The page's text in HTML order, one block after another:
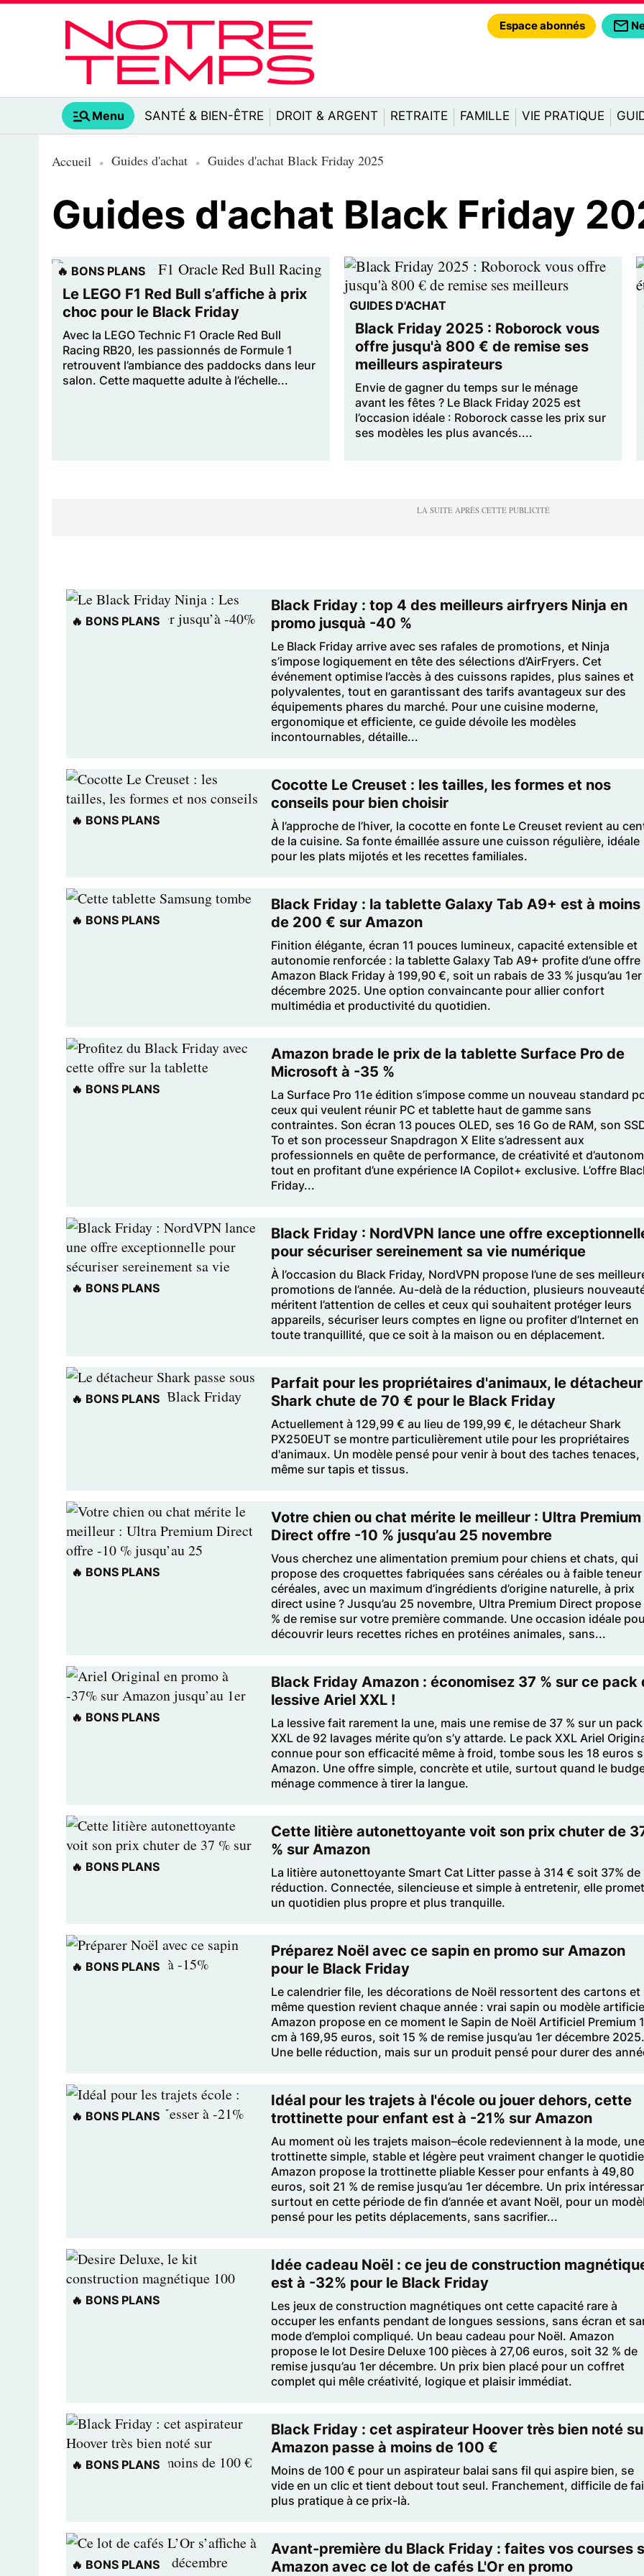
Espace abonnés
Menu SANTÉ & BIEN-ÊTRE DROIT & ARGENT RETRAITE FAMILLE VIE PRATIQUE
Accueil Guides d'achat Guides d'achat Black Friday 2025
Guides d'achat Black Friday
🔥 BONS PLANS
Le LEGO F1 Red Bull s’affiche à prix
choc pour le Black Friday
Avec la LEGO Technic F1 Oracle Red Bull
Racing RB20, les passionnés de Formule 1
retrouvent l’ambiance des paddocks dans leur
salon. Cette maquette adulte à l’échelle...
GUIDES D'ACHAT
Black Friday 2025 : Roborock vous
offre jusqu'à 800 € de remise ses
meilleurs aspirateurs
Envie de gagner du temps sur le ménage
avant les fêtes ? Le Black Friday 2025 est
l’occasion idéale : Roborock casse les prix sur
ses modèles les plus avancés....
🔥 BONS PLANS
Black Friday : top 4 des meilleurs airfryers Ninja en
promo jusquà -40 %
Le Black Friday arrive avec ses rafales de promotions, et Ninja
s’impose logiquement en tête des sélections d’AirFryers. Cet
événement optimise l’accès à des cuissons rapides, plus saines et
polyvalentes, tout en garantissant des tarifs avantageux sur des
équipements phares du marché. Pour une cuisine moderne,
ergonomique et efficiente, ce guide dévoile les modèles
incontournables, détaille...
🔥 BONS PLANS
Cocotte Le Creuset : les tailles, les formes et nos
conseils pour bien choisir
À l’approche de l’hiver, la cocotte en fonte Le Creuset revient au
de la cuisine. Sa fonte émaillée assure une cuisson régulière, idéale
pour les plats mijotés et les recettes familiales.
🔥 BONS PLANS
Black Friday : la tablette Galaxy Tab A9+ est à moins
de 200 € sur Amazon
Finition élégante, écran 11 pouces lumineux, capacité extensible et
autonomie renforcée : la tablette Galaxy Tab A9+ profite d’une offre
Amazon Black Friday à 199,90 €, soit un rabais de 33 % jusqu’au 1er
décembre 2025. Une option convaincante pour allier confort
multimédia et productivité du quotidien.
🔥 BONS PLANS
Amazon brade le prix de la tablette Surface Pro de
Microsoft à -35 %
La Surface Pro 11e édition s’impose comme un nouveau standard
ceux qui veulent réunir PC et tablette haut de gamme sans
contraintes. Son écran 13 pouces OLED, ses 16 Go de RAM, son
To et son processeur Snapdragon X Elite s’adressent aux
professionnels en quête de performance, de créativité et
tout en profitant d’une expérience IA Copilot+ exclusive. L’offre
Friday...
🔥 BONS PLANS
Black Friday : NordVPN lance une offre
pour sécuriser sereinement sa vie numérique
À l’occasion du Black Friday, NordVPN propose l’une de ses
promotions de l’année. Au-delà de la réduction, plusieurs
méritent l’attention de celles et ceux qui souhaitent protéger leurs
appareils, sécuriser leurs comptes en ligne ou profiter d’Internet en
toute tranquillité, que ce soit à la maison ou en déplacement.
🔥 BONS PLANS
Parfait pour les propriétaires d'animaux, le détacheur
Shark chute de 70 € pour le Black Friday
Actuellement à 129,99 € au lieu de 199,99 €, le détacheur Shark
PX250EUT se montre particulièrement utile pour les propriétaires
d'animaux. Un modèle pensé pour venir à bout des taches tenaces,
même sur tapis et tissus.
🔥 BONS PLANS
Votre chien ou chat mérite le meilleur : Ultra Premium
Direct offre -10 % jusqu’au 25 novembre
Vous cherchez une alimentation premium pour chiens et chats, qui
propose des croquettes fabriquées sans céréales ou à faible teneur
céréales, avec un maximum d’ingrédients d’origine naturelle, à prix
direct usine ? Jusqu’au 25 novembre, Ultra Premium Direct propose
% de remise sur votre première commande. Une occasion idéale
découvrir leurs recettes riches en protéines animales, sans...
🔥 BONS PLANS
Black Friday Amazon : économisez 37 % sur ce pack
lessive Ariel XXL !
La lessive fait rarement la une, mais une remise de 37 % sur un pack
XXL de 92 lavages mérite qu’on s’y attarde. Le pack XXL Ariel
connue pour son efficacité même à froid, tombe sous les 18 euros
Amazon. Une offre simple, concrète et utile, surtout quand le
ménage commence à tirer la langue.
🔥 BONS PLANS
Cette litière autonettoyante voit son prix chuter de
% sur Amazon
La litière autonettoyante Smart Cat Litter passe à 314 € soit 37% de
réduction. Connectée, silencieuse et simple à entretenir, elle promet
un quotidien plus propre et plus tranquille.
🔥 BONS PLANS
Préparez Noël avec ce sapin en promo sur Amazon
pour le Black Friday
Le calendrier file, les décorations de Noël ressortent des cartons et
même question revient chaque année : vrai sapin ou modèle
Amazon propose en ce moment le Sapin de Noël Artificiel Premium
cm à 169,95 euros, soit 15 % de remise jusqu’au 1er décembre 2025.
Une belle réduction, mais sur un produit pensé pour durer des
🔥 BONS PLANS
Idéal pour les trajets à l'école ou jouer dehors, cette
trottinette pour enfant est à -21% sur Amazon
Au moment où les trajets maison–école redeviennent à la mode, une
trottinette simple, stable et légère peut vraiment changer le
Amazon propose la trottinette pliable Kesser pour enfants à 49,80
euros, soit 21 % de remise jusqu’au 1er décembre. Un prix
surtout en cette période de fin d’année et avant Noël, pour un
pensé pour les petits déplacements, sans sacrifier...
🔥 BONS PLANS
Idée cadeau Noël : ce jeu de construction
est à -32% pour le Black Friday
Les jeux de construction magnétiques ont cette capacité rare à
occuper les enfants pendant de longues sessions, sans écran et
mode d’emploi compliqué. Un beau cadeau pour Noël. Amazon
propose le lot Desire Deluxe 100 pièces à 27,06 euros, soit 32 % de
remise jusqu’au 1er décembre. Un prix bien placé pour un coffret
complet qui mêle créativité, logique et plaisir immédiat.
🔥 BONS PLANS
Black Friday : cet aspirateur Hoover très bien noté
Amazon passe à moins de 100 €
Moins de 100 € pour un aspirateur balai sans fil qui aspire bien, se
vide en un clic et tient debout tout seul. Franchement, difficile de
plus pratique à ce prix-là.
🔥 BONS PLANS
Avant-première du Black Friday : faites vos courses
Amazon avec ce lot de cafés L'Or en promo